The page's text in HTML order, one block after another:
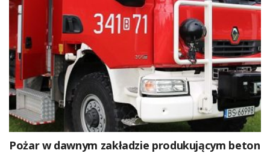
Pożar w dawnym zakładzie produkującym beton